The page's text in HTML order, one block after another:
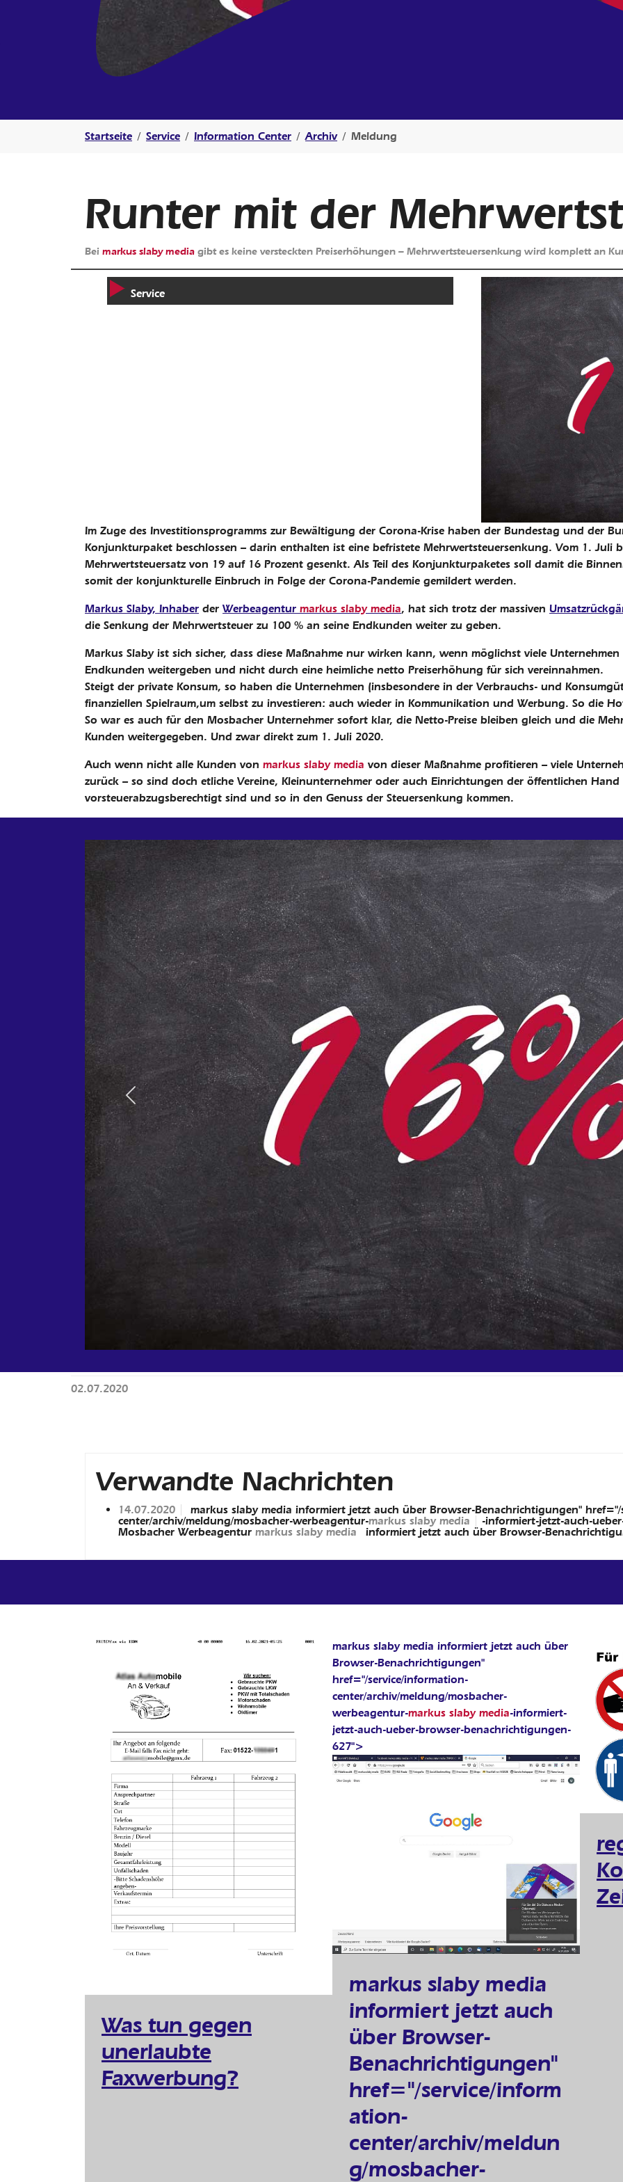
Startseite Service Information Center Archiv Meldung
Runter mit der
Bei markus slaby media gibt es keine versteckten Preiserhöhungen – Mehrwertsteuersenkung wird komplett an
Service
Im Zuge des Investitionsprogramms zur Bewältigung der Corona-Krise haben der Bundestag und der
Konjunkturpaket beschlossen – darin enthalten ist eine befristete Mehrwertsteuersenkung. Vom 1. Juli
Mehrwertsteuersatz von 19 auf 16 Prozent gesenkt. Als Teil des Konjunkturpaketes soll damit die
somit der konjunkturelle Einbruch in Folge der Corona-Pandemie gemildert werden.
Markus Slaby, Inhaber der Werbeagentur markus slaby media, hat sich trotz der massiven
die Senkung der Mehrwertsteuer zu 100 % an seine Endkunden weiter zu geben.
Markus Slaby ist sich sicher, dass diese Maßnahme nur wirken kann, wenn möglichst viele
Endkunden weitergeben und nicht durch eine heimliche netto Preiserhöhung für sich vereinnahmen.
Steigt der private Konsum, so haben die Unternehmen (insbesondere in der Verbrauchs- und
finanziellen Spielraum,um selbst zu investieren: auch wieder in Kommunikation und Werbung. So die
So war es auch für den Mosbacher Unternehmer sofort klar, die Netto-Preise bleiben gleich und die
Kunden weitergegeben. Und zwar direkt zum 1. Juli 2020.
Auch wenn nicht alle Kunden von markus slaby media von dieser Maßnahme profitieren – viele
zurück – so sind doch etliche Vereine, Kleinunternehmer oder auch Einrichtungen der öffentlichen
vorsteuerabzugsberechtigt sind und so in den Genuss der Steuersenkung kommen.
Previous
02.07.2020
Verwandte Nachrichten
14.07.2020
markus slaby media informiert jetzt auch über Browser-Benachrichtigungen"
center/archiv/meldung/mosbacher-werbeagentur-markus slaby media
-informiert-jetzt-auch-
Mosbacher Werbeagentur markus slaby media informiert jetzt auch über Browser-
Was tun gegen
unerlaubte
Faxwerbung?
markus slaby media informiert jetzt auch über
Browser-Benachrichtigungen"
href="/service/information-
center/archiv/meldung/mosbacher-
werbeagentur-markus slaby media-informiert-
jetzt-auch-ueber-browser-benachrichtigungen-
627">
markus slaby media
informiert jetzt auch
über Browser-
Benachrichtigungen"
href="/service/inform
ation-
center/archiv/meldun
g/mosbacher-